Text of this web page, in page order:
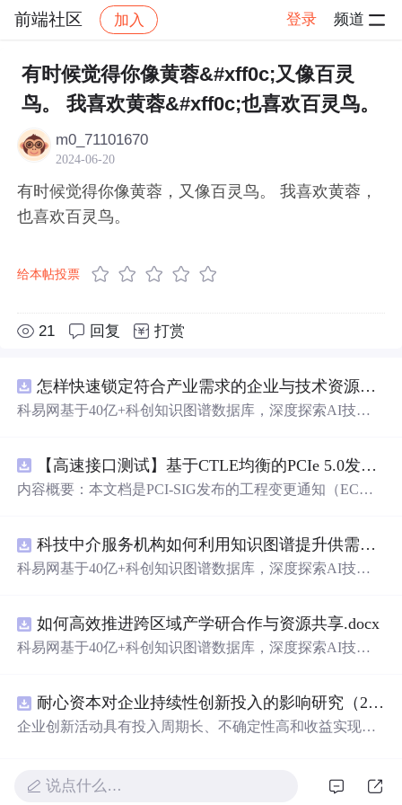
前端社区 加入 登录 频道
社区 前端社区 感慨 帖子详情
有时候觉得你像黄蓉&#xff0c;又像百灵
鸟。 我喜欢黄蓉&#xff0c;也喜欢百灵鸟。
m0_71101670
2024-06-20
有时候觉得你像黄蓉，又像百灵鸟。 我喜欢黄蓉，
也喜欢百灵鸟。
给本帖投票
21 回复 打赏
怎样快速锁定符合产业需求的企业与技术资源？.docx
科易网基于40亿+科创知识图谱数据库，深度探索AI技术
新领域的AI+数智化解决方案，推动科技创新与产业创新
智能化发展。
【高速接口测试】基于CTLE均衡的PCIe 5.0发射机抖动测量方法：32 GT/s速率下精确评估硅基抖动分量的技术方案
内容概要：本文档是PCI-SIG发布的工程变更通知（EC
式”替代原有的S参数去嵌入法，通过在被测通道应用基于
CTLE的均衡来减少因信道损耗导致的信号退化，从而更准
了传统去嵌入过程中高频噪声放大带来的测量不准确性。
对于2.5至16.0 GT/s速率，原有测量方法保持不变。; 适合
人群：从事高速接口设计、验证或测试的工程师，尤其是
科技中介服务机构如何利用知识图谱提升供需匹配精准度？.docx
科易网基于40亿+科创知识图谱数据库，深度探索AI技术
新领域的AI+数智化解决方案，推动科技创新与产业创新
智能化发展。
如何高效推进跨区域产学研合作与资源共享.docx
科易网基于40亿+科创知识图谱数据库，深度探索AI技术
新领域的AI+数智化解决方案，推动科技创新与产业创新
智能化发展。
耐心资本对企业持续性创新投入的影响研究（2010-2024年）
企业创新活动具有投入周期长、不确定性高和收益实现滞
风险容忍度并积极参与企业治理的资本形态，能够通过缓
说点什么…